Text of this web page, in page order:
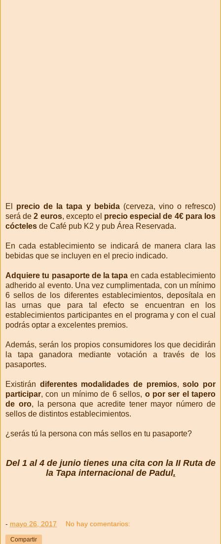
El precio de la tapa y bebida(cerveza, vino o refresco)
será de2 euros, excepto el precio especial de 4€ para los
cócteles de Café pub K2 y pub Área Reservada.
En cada establecimiento se indicará de manera clara las
bebidas que se incluyen en el precio indicado.
Adquiere tu pasaporte de la tapa en cada establecimiento
adherido al evento. Una vez cumplimentada, con un mínimo
6 sellos de los diferentes establecimientos, deposítala en
las urnas que para tal efecto se encuentran en los
establecimientos participantes en el programa y con el cual
podrás optar a excelentes premios.
Además, serán los propios consumidores los que decidirán
la tapa ganadora mediante votación a través de los
pasaportes.
Existirán diferentes modalidades de premios,solo por
participar, con un mínimo de 6 sellos, o por ser el tapero
de oro, la persona que acredite tener mayor número de
sellos de distintos establecimientos.
¿serás tú la persona con más sellos en tu pasaporte?
Del 1 al 4 de junio tienes una cita con la II Ruta de
la Tapa internacional de Padul.
- mayo 26, 2017 No hay comentarios:
Compartir